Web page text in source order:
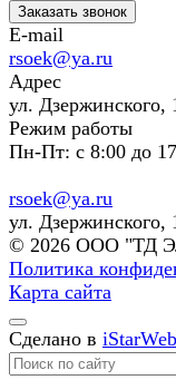
Заказать звонок
E-mail
rsoek@ya.ru
Адрес
ул. Дзержинского,
Режим работы
Пн-Пт: с 8:00 до
rsoek@ya.ru
ул. Дзержинского,
© 2026 ООО "ТД
Политика
Карта сайта
Сделано в